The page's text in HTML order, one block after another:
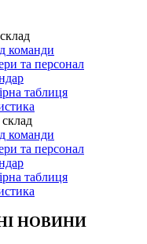
команди
та персонал
таблиця
команди
та персонал
таблиця
НОВИНИ